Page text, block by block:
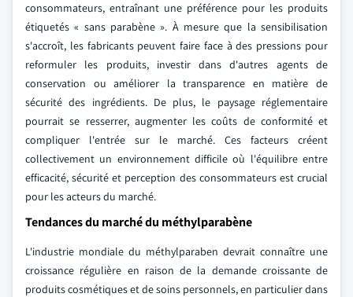
consommateurs, entraînant une préférence pour les produits
étiquetés « sans parabène ». À mesure que la sensibilisation
s'accroît, les fabricants peuvent faire face à des pressions pour
reformuler les produits, investir dans d'autres agents de
conservation ou améliorer la transparence en matière de
sécurité des ingrédients. De plus, le paysage réglementaire
pourrait se resserrer, augmenter les coûts de conformité et
compliquer l'entrée sur le marché. Ces facteurs créent
collectivement un environnement difficile où l'équilibre entre
efficacité, sécurité et perception des consommateurs est crucial
pour les acteurs du marché.
Tendances du marché du méthylparabène
L'industrie mondiale du méthylparaben devrait connaître une
croissance régulière en raison de la demande croissante de
produits cosmétiques et de soins personnels, en particulier dans